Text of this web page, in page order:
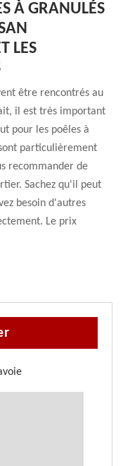
À GRANULÉS
LES
être rencontrés au
il est très important
pour les poêles à
particulièrement
recommander de
Sachez qu'il peut
besoin d'autres
Le prix